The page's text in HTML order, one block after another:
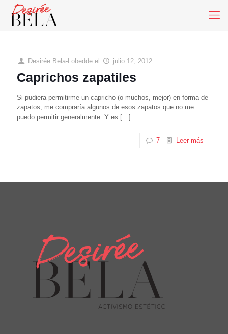
Desirée Bela-Lobedde el julio 12, 2012
Caprichos zapatiles
Si pudiera permitirme un capricho (o muchos, mejor) en forma de
zapatos, me compraría algunos de esos zapatos que no me
puedo permitir generalmente. Y es […]
7 Leer más